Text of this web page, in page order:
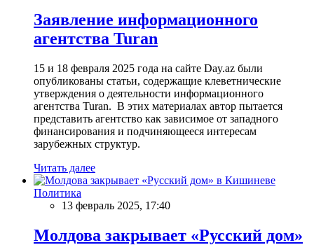
Заявление информационного
агентства Turan
15 и 18 февраля 2025 года на сайте Day.az были
опубликованы статьи, содержащие клеветнические
утверждения о деятельности информационного
агентства Turan. В этих материалах автор пытается
представить агентство как зависимое от западного
финансирования и подчиняющееся интересам
зарубежных структур.
Читать далее
Политика
13 февраль 2025, 17:40
Молдова закрывает «Русский дом»